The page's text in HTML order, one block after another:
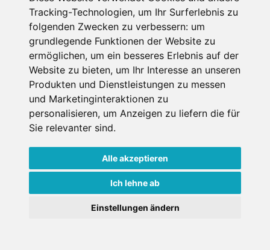
Tracking-Technologien, um Ihr Surferlebnis zu
folgenden Zwecken zu verbessern: um
grundlegende Funktionen der Website zu
ermöglichen, um ein besseres Erlebnis auf der
Website zu bieten, um Ihr Interesse an unseren
Produkten und Dienstleistungen zu messen
und Marketinginteraktionen zu
personalisieren, um Anzeigen zu liefern die für
Sie relevanter sind.
Alle akzeptieren
Ich lehne ab
Einstellungen ändern
InternetNichtraucher
ab€ 136,-
pro Einheit pro Nacht
Gesamtpreis ab € 136,-
für 1 Pers./ Nacht
Jetzt buchen